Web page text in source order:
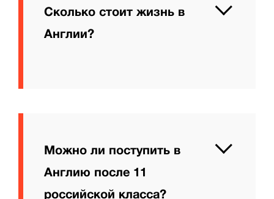
Сколько стоит жизнь в
Англии?
Можно ли поступить в
Англию после 11
российской класса?